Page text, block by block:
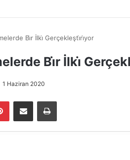
Bi̇r İlki̇ Gerçekleşti̇ri̇yor
Bi̇r İlki̇
1 Haziran 2020
PinterestE-Posta ile paylaş Yazdır